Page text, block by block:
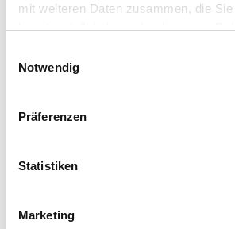
mit weiteren Daten zusammen, die Sie
bereitgestellt haben oder die sie im
Notwendig
Präferenzen
Statistiken
Marketing